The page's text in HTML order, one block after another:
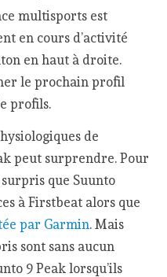
multisports est
en cours d’activité
en haut à droite.
le prochain profil
profils.
de
peut surprendre. Pour
que Suunto
à Firstbeat alors que
par Garmin. Mais
sont sans aucun
9 Peak lorsqu’ils